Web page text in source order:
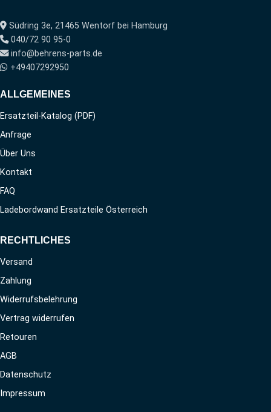
Südring 3e, 21465 Wentorf bei Hamburg
040/72 90 95-0
info@behrens-parts.de
+49407292950
ALLGEMEINES
Ersatzteil-Katalog (PDF)
Anfrage
Über Uns
Kontakt
FAQ
Ladebordwand Ersatzteile Österreich
RECHTLICHES
Versand
Zahlung
Widerrufsbelehrung
Vertrag widerrufen
Retouren
AGB
Datenschutz
Impressum